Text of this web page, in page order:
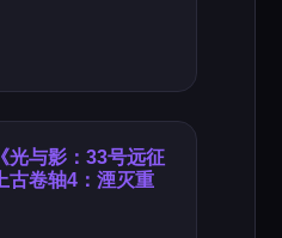
光与影：33号远征
古卷轴4：湮灭重